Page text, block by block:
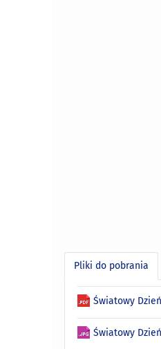
Pliki do pobrania
Światowy
Światowy